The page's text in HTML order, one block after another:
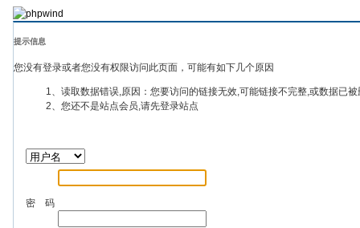
提示信息
您没有登录或者您没有权限访问此页面，可能有如下几个原因
1、读取数据错误,原因：您要访问的链接无效,可能链接不完整,或数据已
2、您还不是站点会员,请先登录站点
密 码